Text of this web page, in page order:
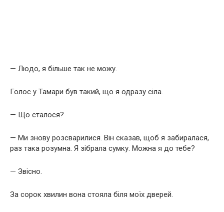
— Людо, я більше так не можу.
Голос у Тамари був такий, що я одразу сіла.
— Що сталося?
— Ми знову розсварилися. Він сказав, щоб я забиралася,
раз така розумна. Я зібрала сумку. Можна я до тебе?
— Звісно.
За сорок хвилин вона стояла біля моїх дверей.